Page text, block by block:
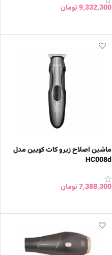
9,332,300تومان
ماشین اصلاح زیرو کات کویین مدل
HC008d
7,388,300تومان